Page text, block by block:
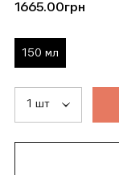
1665.00грн
150 мл